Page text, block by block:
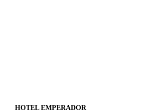
HOTEL EMPERADOR